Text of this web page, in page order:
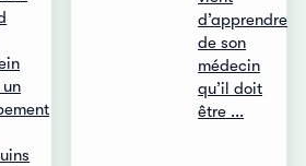
d’apprendre
de son
médecin
qu’il doit
être ...